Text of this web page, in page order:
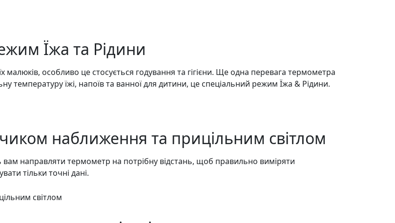
Їжа та Рідини
малюків, особливо це стосується годування та гігієни. Ще одна перевага термометра
температуру їжі, напоїв та ванної для дитини, це спеціальний режим Їжа & Рідини.
наближення та прицільним світлом
направляти термометр на потрібну відстань, щоб правильно виміряти
тільки точні дані.